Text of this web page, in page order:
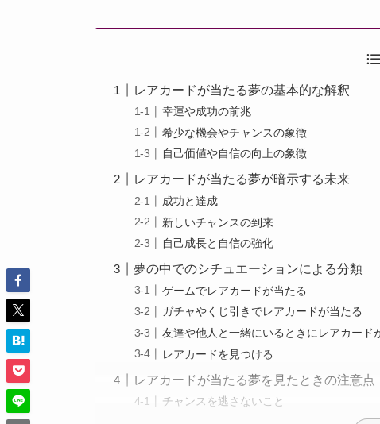
レアカードが当たる夢の基本的な解釈
幸運や成功の前兆
希少な機会やチャンスの象徴
自己価値や自信の向上の象徴
レアカードが当たる夢が暗示する未来
成功と達成
新しいチャンスの到来
自己成長と自信の強化
夢の中でのシチュエーションによる分類
ゲームでレアカードが当たる
ガチャやくじ引きでレアカードが当たる
友達や他人と一緒にいるときにレアカード
レアカードを見つける
レアカードが当たる夢を見たときの注意点
チャンスを逃さないこと